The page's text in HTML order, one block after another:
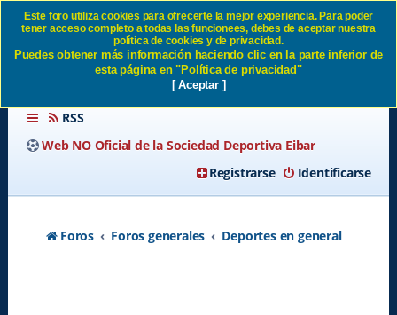
ANGEL VIADERO SD Eibar
RSS
Web NO Oficial de la Sociedad Deportiva Eibar
Identificarse
Registrarse
Foros Foros generales Deportes en general
Este foro utiliza cookies para ofrecerte la mejor experiencia. Para poder
tener acceso completo a todas las funcionees, debes de aceptar nuestra
política de cookies y de privacidad.
Puedes obtener más información haciendo clic en la parte inferior de
esta página en "Política de privacidad"
[ Aceptar ]